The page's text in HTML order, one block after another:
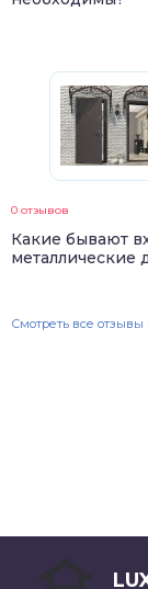
0 отзывов
Какие бывают
металлические
Смотреть все отзывы